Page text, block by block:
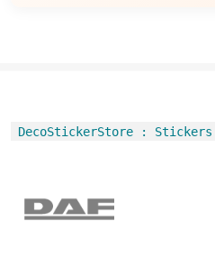
DecoStickerStore :